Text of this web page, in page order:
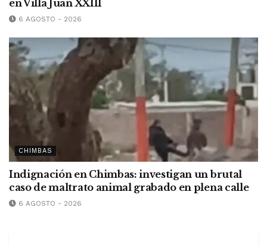
en Villa Juan XXIII
6 AGOSTO - 2026
CHIMBAS
Indignación en Chimbas: investigan un brutal
caso de maltrato animal grabado en plena calle
6 AGOSTO - 2026